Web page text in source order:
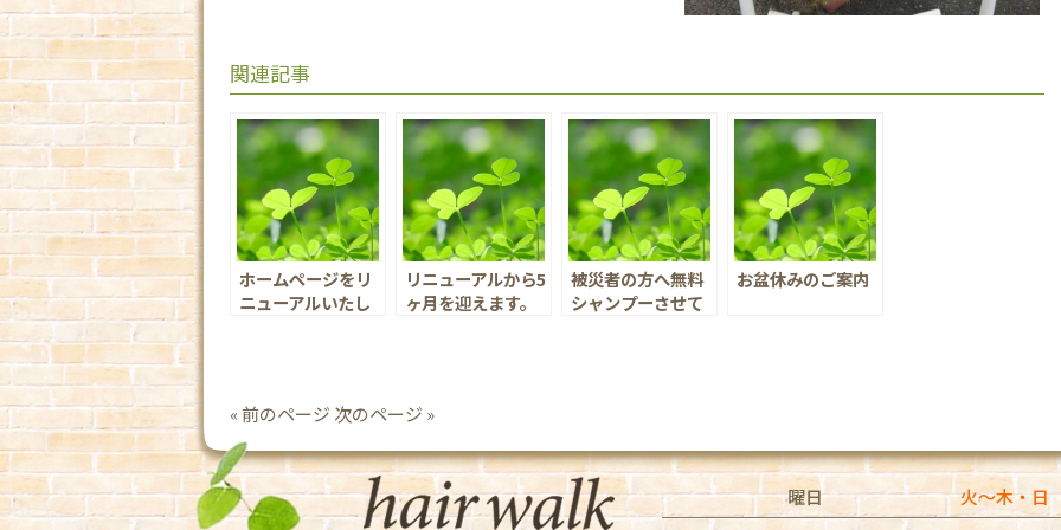
関連記事
ホームページをリ
ニューアルいたし
リニューアルから5
ヶ月を迎えます。
被災者の方へ無料
シャンプーさせて
お盆休みのご案内
« 前のページ 次のページ »
曜日
火～木・日